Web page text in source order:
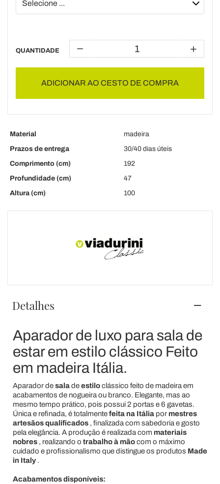
QUANTIDADE
ADICIONAR AO CESTO DE COMPRA
Material
madeira
Prazos de entrega
30/40 dias úteis
Comprimento (cm)
192
Profundidade (cm)
47
Altura (cm)
100
Detalhes
Aparador de luxo para sala de
estar em estilo clássico Feito
em madeira Itália.
Aparador desaladeestiloclássico feito de madeira em
acabamentos de nogueira ou branco. Elegante, mas ao
mesmo tempo prático, pois possui 2 portas e 6 gavetas.
Única e refinada, é totalmentefeita na Itáliapor mestres
artesãos qualificados, finalizada com sabedoria e gosto
pela elegância. A produção é realizada com materiais
nobres, realizando o trabalho à mãocom o máximo
cuidado e profissionalismo que distingue os produtos Made
in Italy.
Acabamentos disponíveis: